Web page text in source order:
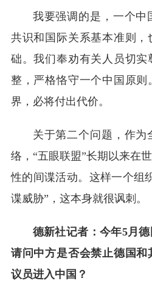
我要强调的是，一个中
共识和国际关系基本准则，
础。我们奉劝有关人员切
整，严格恪守一个中国原则
界，必将付出代价。
关于第二个问题，作为
络，“五眼联盟”长期以来在
性的间谍活动。这样一个组
谍威胁”，这本身就很讽刺。
德新社记者：今年5月
请问中方是否会禁止德国
议员进入中国？